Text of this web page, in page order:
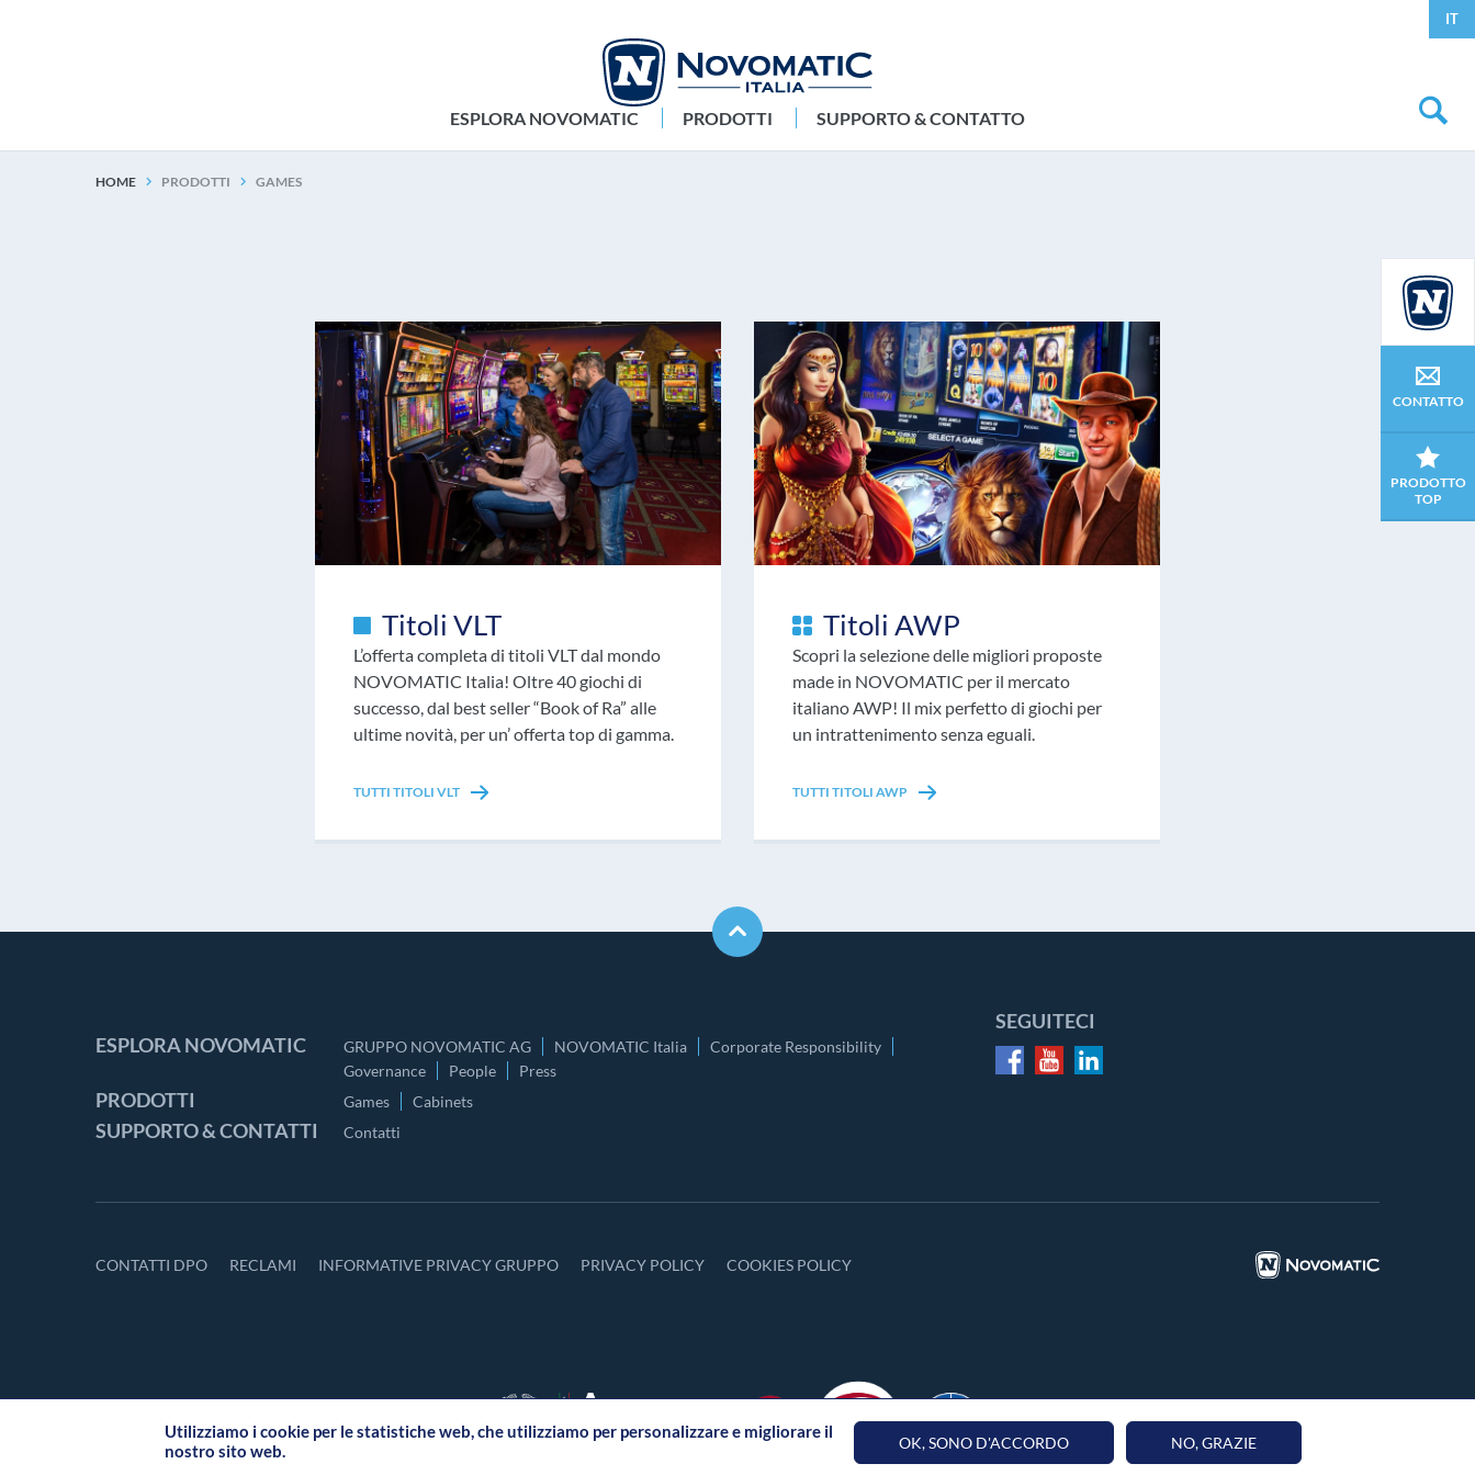
IT
ESPLORA NOVOMATIC PRODOTTI SUPPORTO & CONTATTO
HOME PRODOTTI GAMES
Titoli VLT
L’offerta completa di titoli VLT dal mondo
NOVOMATIC Italia! Oltre 40 giochi di
successo, dal best seller “Book of Ra” alle
ultime novità, per un’ offerta top di gamma.
TUTTI TITOLI VLT
Titoli AWP
Scopri la selezione delle migliori proposte
made in NOVOMATIC per il mercato
italiano AWP! Il mix perfetto di giochi per
un intrattenimento senza eguali.
TUTTI TITOLI AWP
ESPLORA NOVOMATIC GRUPPO NOVOMATIC AG NOVOMATIC Italia
Corporate Responsibility
Governance
People Press
PRODOTTI Games Cabinets
SUPPORTO & CONTATTI Contatti
SEGUITECI
CONTATTI DPO RECLAMI INFORMATIVE PRIVACY GRUPPO PRIVACY POLICY COOKIES POLICY
CONTATTO
PRODOTTO
TOP
Utilizziamo i cookie per le statistiche web, che utilizziamo per personalizzare e migliorare il
nostro sito web.
OK, SONO D'ACCORDO NO, GRAZIE